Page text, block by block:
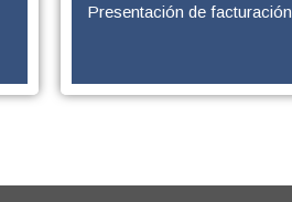
Presentación de facturación